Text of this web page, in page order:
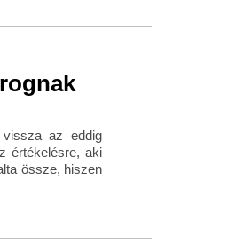
az eddig
értékelésre, aki
össze, hiszen